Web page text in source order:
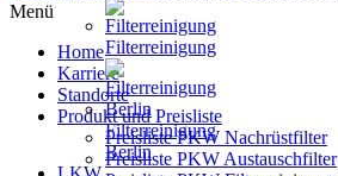
Filterreinigung
Filterreinigung
Berlin
Menü
Home
Karriere
Standorte
Produkt und Preisliste
Preisliste PKW Nachrüstfilter
Preisliste PKW Austauschfilter